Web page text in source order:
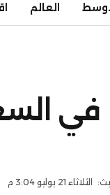
العالم
الثلاثاء 21 يوليو 3:04 م